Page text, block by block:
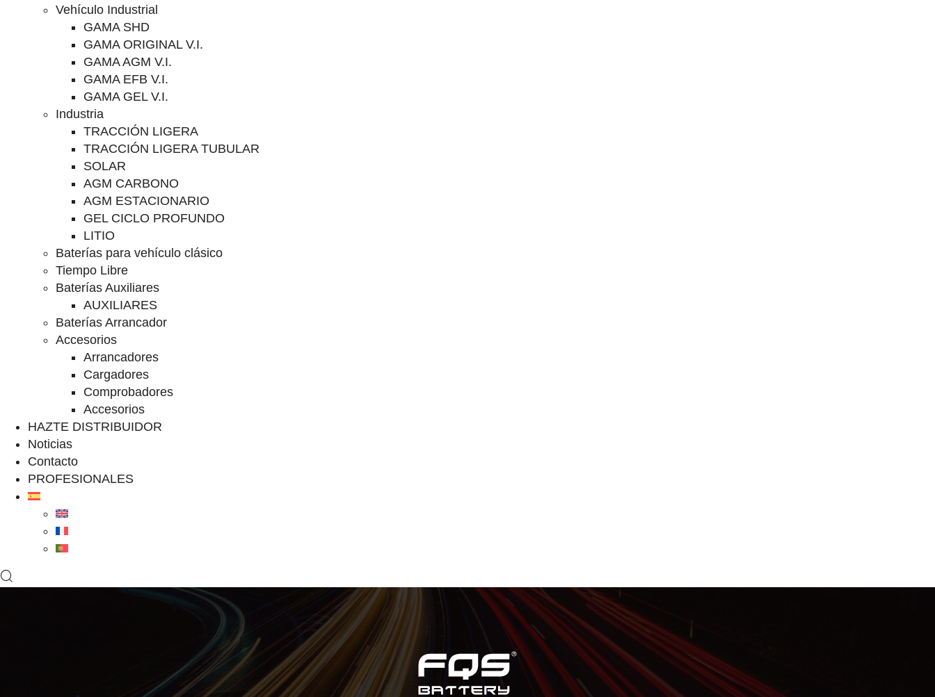
Vehículo Industrial
GAMA SHD
GAMA ORIGINAL V.I.
GAMA AGM V.I.
GAMA EFB V.I.
GAMA GEL V.I.
Industria
TRACCIÓN LIGERA
TRACCIÓN LIGERA TUBULAR
SOLAR
AGM CARBONO
AGM ESTACIONARIO
GEL CICLO PROFUNDO
LITIO
Baterías para vehículo clásico
Tiempo Libre
Baterías Auxiliares
AUXILIARES
Baterías Arrancador
Accesorios
Arrancadores
Cargadores
Comprobadores
Accesorios
HAZTE DISTRIBUIDOR
Noticias
Contacto
PROFESIONALES